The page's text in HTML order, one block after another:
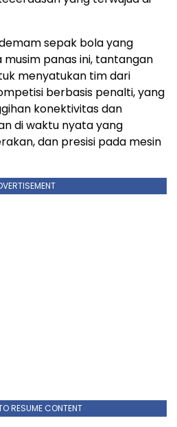
sepak bola yang
panas ini, tantangan
menyatukan tim dari
berbasis penalti, yang
konektivitas dan
di waktu nyata yang
dan presisi pada mesin
RESUME CONTENT